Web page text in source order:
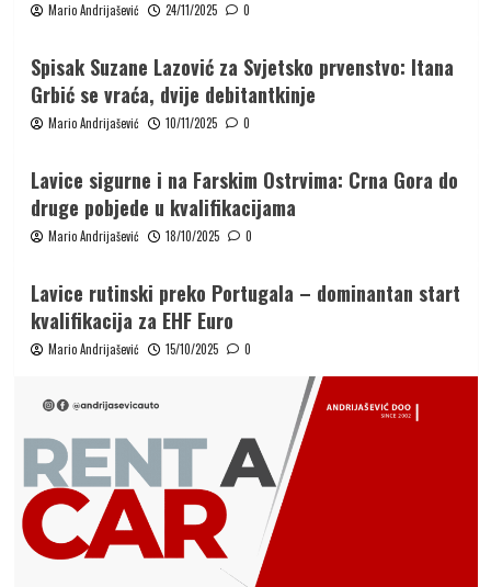
Mario Andrijašević 24/11/2025 0
Spisak Suzane Lazović za Svjetsko prvenstvo: Itana
Grbić se vraća, dvije debitantkinje
Mario Andrijašević 10/11/2025 0
Lavice sigurne i na Farskim Ostrvima: Crna Gora do
druge pobjede u kvalifikacijama
Mario Andrijašević 18/10/2025 0
Lavice rutinski preko Portugala – dominantan start
kvalifikacija za EHF Euro
Mario Andrijašević 15/10/2025 0